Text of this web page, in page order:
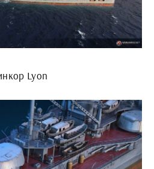
Lyon